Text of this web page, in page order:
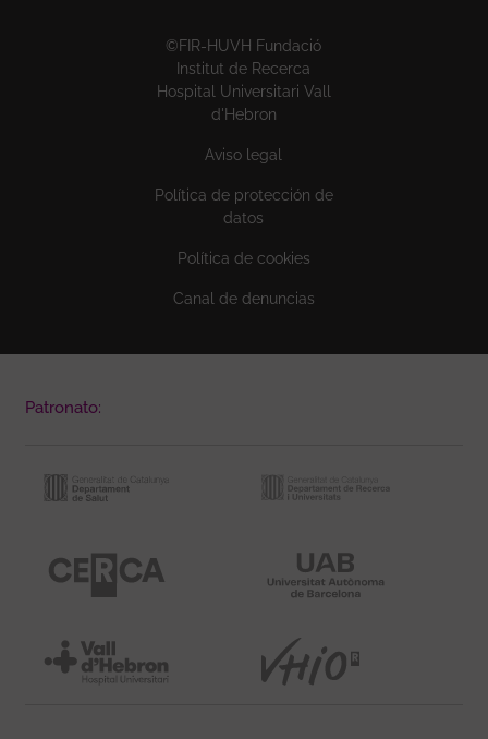
©FIR-HUVH Fundació
Institut de Recerca
Hospital Universitari Vall
d'Hebron
Aviso legal
Política de protección de
datos
Política de cookies
Canal de denuncias
Patronato: